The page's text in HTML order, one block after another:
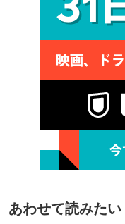
あわせて読みたい